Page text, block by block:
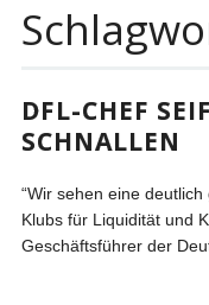
DFL-CHEF
SCHNALLEN
“Wir sehen eine
Klubs für Liquidität und
Geschäftsführer der